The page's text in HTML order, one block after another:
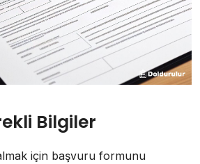
Bilgiler
almak için başvuru formunu